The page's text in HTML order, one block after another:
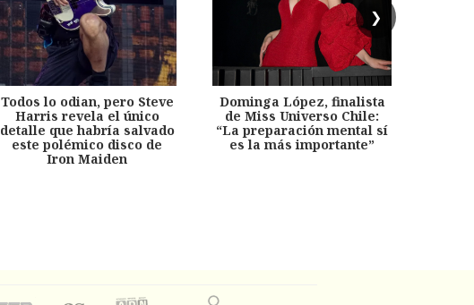
❯
Todos lo odian, pero Steve
Harris revela el único
detalle que habría salvado
este polémico disco de
Iron Maiden
Dominga López, finalista
de Miss Universo Chile:
“La preparación mental sí
es la más importante”